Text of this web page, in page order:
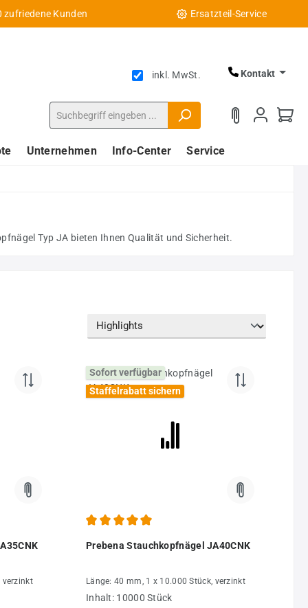
zufriedene Kunden Ersatzteil-Service
inkl. MwSt. Kontakt
Unternehmen Info-Center Service
Typ JA bieten Ihnen Qualität und Sicherheit.
verzinkt
Sofort verfügbar
Staffelrabatt sichern
Prebena Stauchkopfnägel JA40CNK
Länge: 40 mm, 1 x 10.000 Stück, verzinkt
Inhalt: 10000 Stück